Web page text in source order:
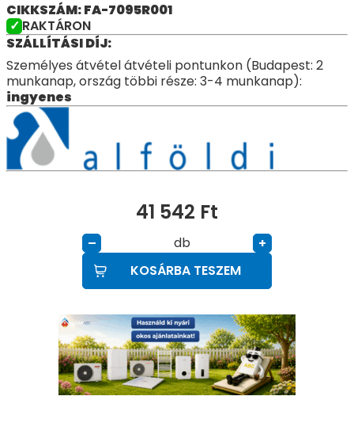
CIKKSZÁM: FA-7095R001
RAKTÁRON
SZÁLLÍTÁSI DÍJ:
Személyes átvétel átvételi pontunkon (Budapest: 2
munkanap, ország többi része: 3-4 munkanap):
ingyenes
41 542 Ft
– db
+
KOSÁRBA TESZEM